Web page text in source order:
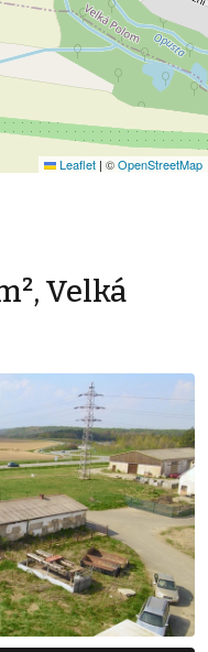
Leaflet | ©OpenStreetMap
Velká